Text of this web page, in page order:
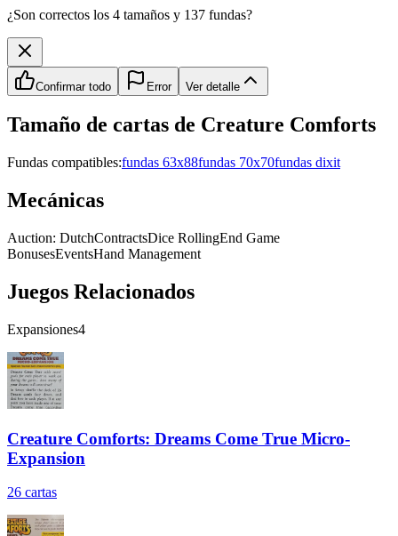
¿Son correctos los 4 tamaños y 137 fundas?
Confirmar todo Error Ver detalle
Tamaño de cartas de Creature Comforts
Fundas compatibles:fundas 63x88fundas 70x70fundas dixit
Mecánicas
Auction: DutchContractsDice RollingEnd Game
BonusesEventsHand Management
Juegos Relacionados
Expansiones4
Creature Comforts: Dreams Come True Micro-
Expansion
26 cartas